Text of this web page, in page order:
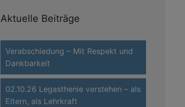
Aktuelle Beiträge
Verabschiedung – Mit Respekt und
Dankbarkeit
02.10.26 Legasthenie verstehen – als
Eltern, als Lehrkraft